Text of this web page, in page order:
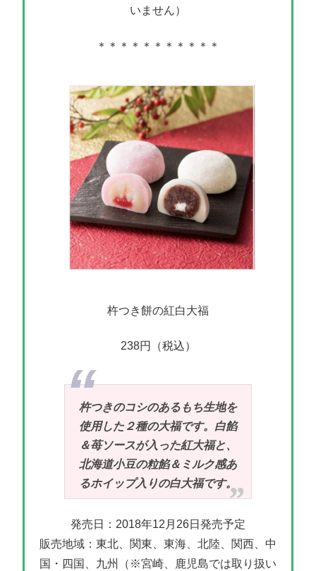
いません）
＊＊＊＊＊＊＊＊＊＊＊
杵つき餅の紅白大福
238円（税込）
杵つきのコシのあるもち生地を
使用した２種の大福です。白餡
＆苺ソースが入った紅大福と、
北海道小豆の粒餡＆ミルク感あ
るホイップ入りの白大福です。
発売日：2018年12月26日発売予定
販売地域：東北、関東、東海、北陸、関西、中
国・四国、九州（※宮崎、鹿児島では取り扱い